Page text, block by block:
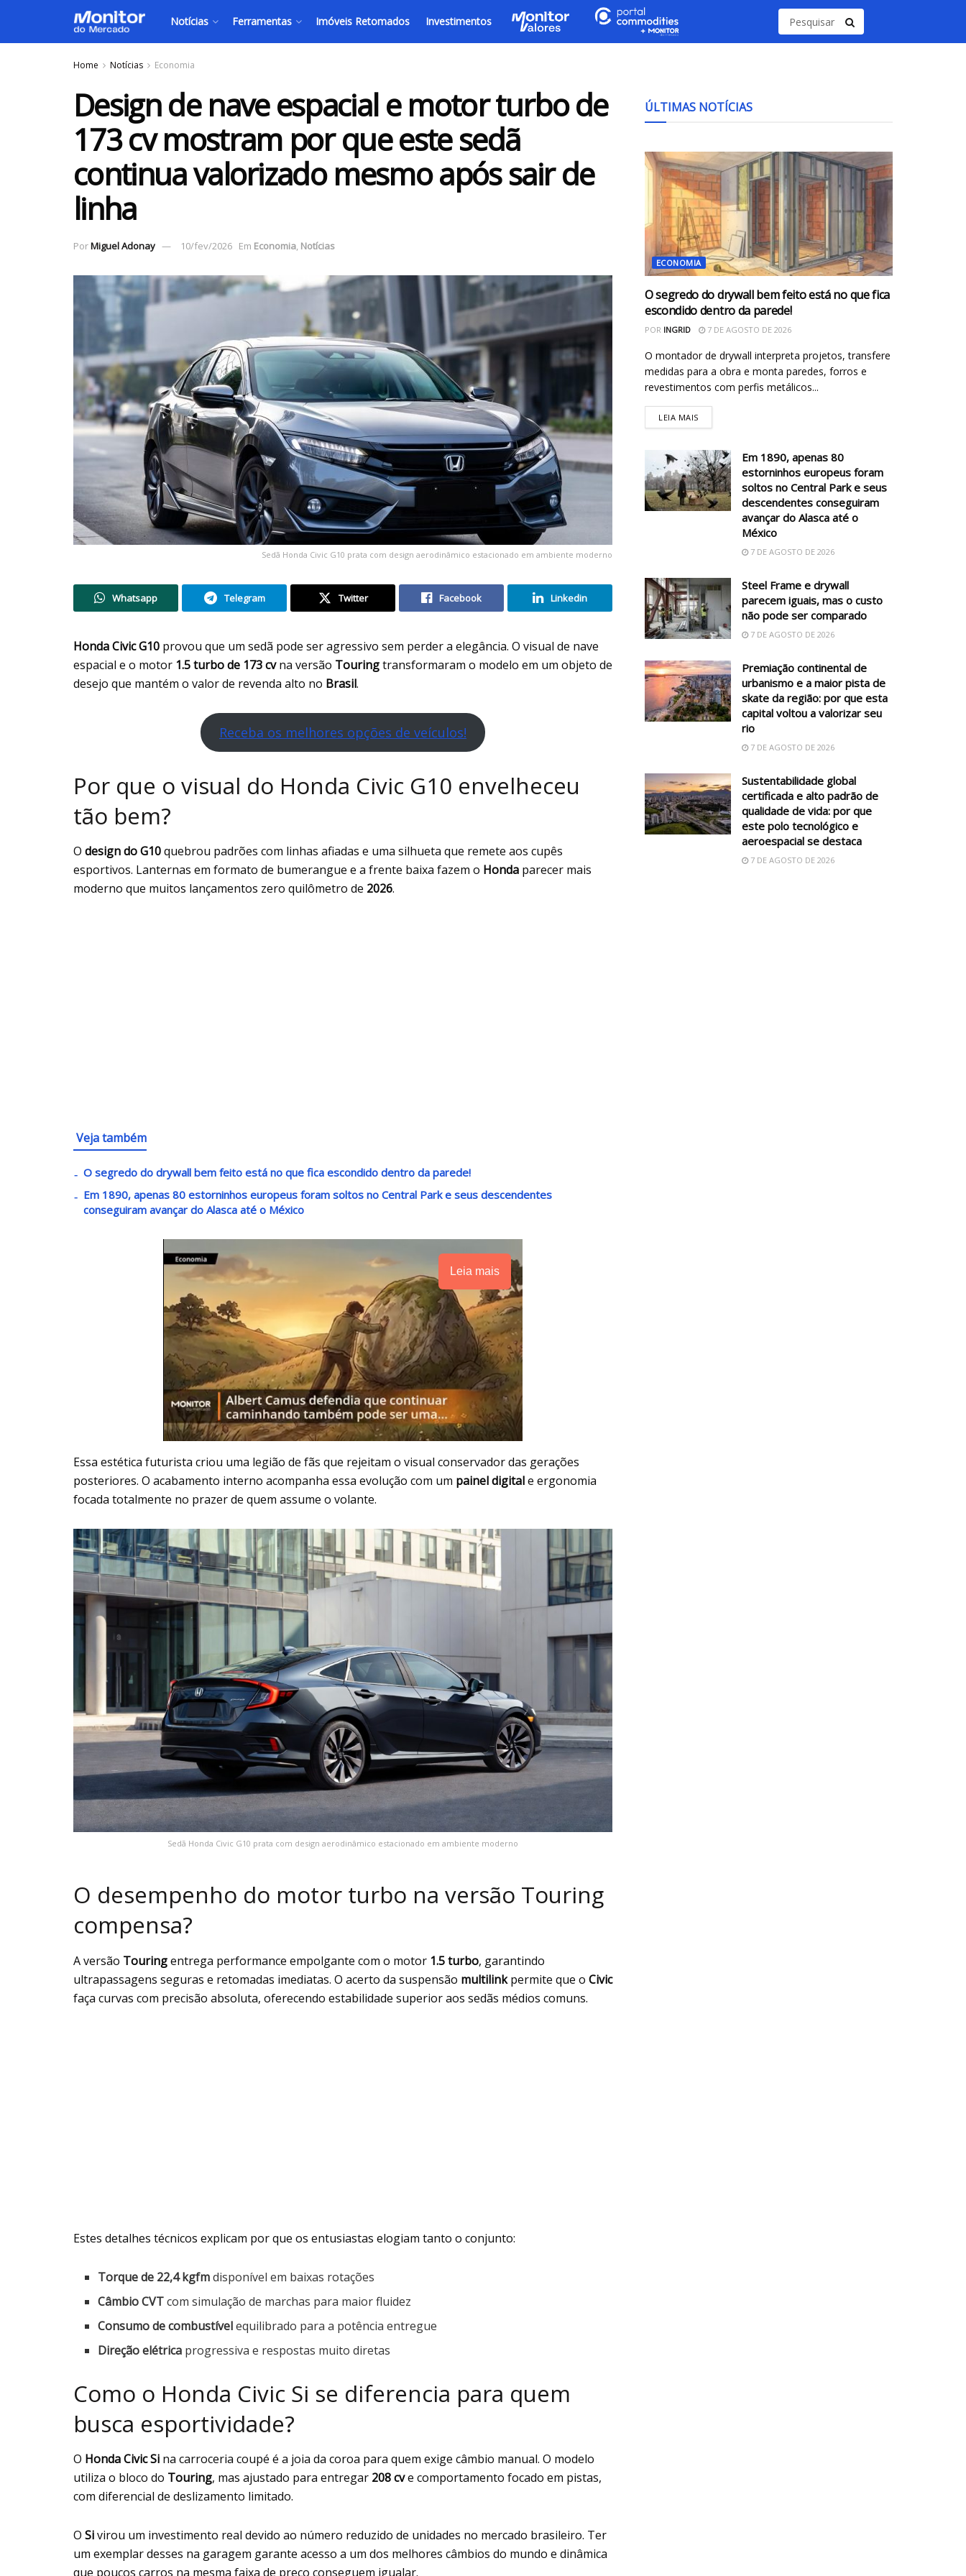
Notícias Ferramentas Imóveis Retomados Investimentos
Home Notícias Economia
Design de nave espacial e motor turbo de
173 cv mostram por que este sedã
continua valorizado mesmo após sair de
linha
PorMiguel Adonay 10/fev/2026 Em Economia, Notícias
Sedã Honda Civic G10 prata com design aerodinâmico estacionado em ambiente moderno
Whatsapp Telegram Twitter Facebook Linkedin
Honda Civic G10 provou que um sedã pode ser agressivo sem perder a elegância. O visual de nave
espacial e o motor 1.5 turbo de 173 cvna versão Touringtransformaram o modelo em um objeto de
desejo que mantém o valor de revenda alto no Brasil.
Receba os melhores opções de veículos!
Por que o visual do Honda Civic G10 envelheceu
tão bem?
O design do G10quebrou padrões com linhas afiadas e uma silhueta que remete aos cupês
esportivos. Lanternas em formato de bumerangue e a frente baixa fazem o Honda parecer mais
moderno que muitos lançamentos zero quilômetro de 2026.
Veja também
O segredo do drywall bem feito está no que fica escondido dentro da parede!
Em 1890, apenas 80 estorninhos europeus foram soltos no Central Park e seus descendentes
conseguiram avançar do Alasca até o México
Leia mais
Essa estética futurista criou uma legião de fãs que rejeitam o visual conservador das gerações
posteriores. O acabamento interno acompanha essa evolução com um painel digitale ergonomia
focada totalmente no prazer de quem assume o volante.
Sedã Honda Civic G10 prata com design aerodinâmico estacionado em ambiente moderno
O desempenho do motor turbo na versão Touring
compensa?
A versão Touringentrega performance empolgante com o motor 1.5 turbo, garantindo
ultrapassagens seguras e retomadas imediatas. O acerto da suspensão multilinkpermite que o Civic
faça curvas com precisão absoluta, oferecendo estabilidade superior aos sedãs médios comuns.
Estes detalhes técnicos explicam por que os entusiastas elogiam tanto o conjunto:
Torque de 22,4 kgfmdisponível em baixas rotações
Câmbio CVTcom simulação de marchas para maior fluidez
Consumo de combustívelequilibrado para a potência entregue
Direção elétrica progressiva e respostas muito diretas
Como o Honda Civic Si se diferencia para quem
busca esportividade?
O Honda Civic Si na carroceria coupé é a joia da coroa para quem exige câmbio manual. O modelo
utiliza o bloco do Touring, mas ajustado para entregar 208 cve comportamento focado em pistas,
com diferencial de deslizamento limitado.
O Sivirou um investimento real devido ao número reduzido de unidades no mercado brasileiro. Ter
um exemplar desses na garagem garante acesso a um dos melhores câmbios do mundo e dinâmica
que poucos carros na mesma faixa de preço conseguem igualar.
ÚLTIMAS NOTÍCIAS
ECONOMIA
O segredo do drywall bem feito está no que fica
escondido dentro da parede!
POR INGRID 7 DE AGOSTO DE 2026
O montador de drywall interpreta projetos, transfere
medidas para a obra e monta paredes, forros e
revestimentos com perfis metálicos...
LEIA MAIS
Em 1890, apenas 80
estorninhos europeus foram
soltos no Central Park e seus
descendentes conseguiram
avançar do Alasca até o
México
7 DE AGOSTO DE 2026
Steel Frame e drywall
parecem iguais, mas o custo
não pode ser comparado
7 DE AGOSTO DE 2026
Premiação continental de
urbanismo e a maior pista de
skate da região: por que esta
capital voltou a valorizar seu
rio
7 DE AGOSTO DE 2026
Sustentabilidade global
certificada e alto padrão de
qualidade de vida: por que
este polo tecnológico e
aeroespacial se destaca
7 DE AGOSTO DE 2026